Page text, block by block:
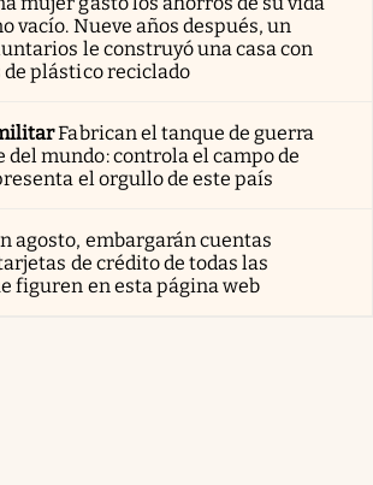
vacío. Nueve años después, un
le construyó una casa con
de plástico reciclado
Fabrican el tanque de guerra
del mundo: controla el campo de
el orgullo de este país
agosto, embargarán cuentas
de crédito de todas las
figuren en esta página web